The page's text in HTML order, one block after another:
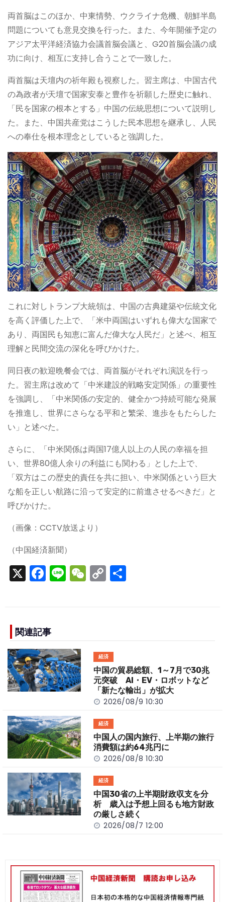
両首脳はこのほか、中東情勢、ウクライナ危機、朝鮮半島
問題についても意見交換を行った。また、今年開催予定の
アジア太平洋経済協力会議首脳会議と、G20首脳会議の成
功に向け、相互に支持し合うことで一致した。
両首脳は天壇内の祈年殿も視察した。習主席は、中国古代
の為政者が天壇で国家安泰と豊作を祈願した歴史に触れ、
「民を国家の根本とする」中国の伝統思想について説明し
た。また、中国共産党はこうした民本思想を継承し、人民
への奉仕を根本理念としていると強調した。
これに対しトランプ大統領は、中国の古典建築や伝統文化
を高く評価した上で、「米中両国はいずれも偉大な国家で
あり、両国民も知恵に富んだ偉大な人民だ」と述べ、相互
理解と民間交流の深化を呼びかけた。
同日夜の歓迎晩餐会では、両首脳がそれぞれ演説を行っ
た。習主席は改めて「中米建設的戦略安定関係」の重要性
を強調し、「中米関係の安定的、健全かつ持続可能な発展
を推進し、世界にさらなる平和と繁栄、進歩をもたらした
い」と述べた。
さらに、「中米関係は両国17億人以上の人民の幸福を担
い、世界80億人余りの利益にも関わる」とした上で、
「双方はこの歴史的責任を共に担い、中米関係という巨大
な船を正しい航路に沿って安定的に前進させるべきだ」と
呼びかけた。
（画像：CCTV放送より）
（中国経済新聞）
X F
a
e
b
o
o
k
Li
n
W
e
C
o
n
k
関連記事
経済
中国の貿易総額、1～7月で30兆
元突破 AI・EV・ロボットなど
「新たな輸出」が拡大
2026/08/9 10:30
経済
中国人の国内旅行、上半期の旅行
消費額は約64兆円に
2026/08/8 10:30
経済
中国30省の上半期財政収支を分
析 歳入は予想上回るも地方財政
の厳しさ続く
2026/08/7 12:00